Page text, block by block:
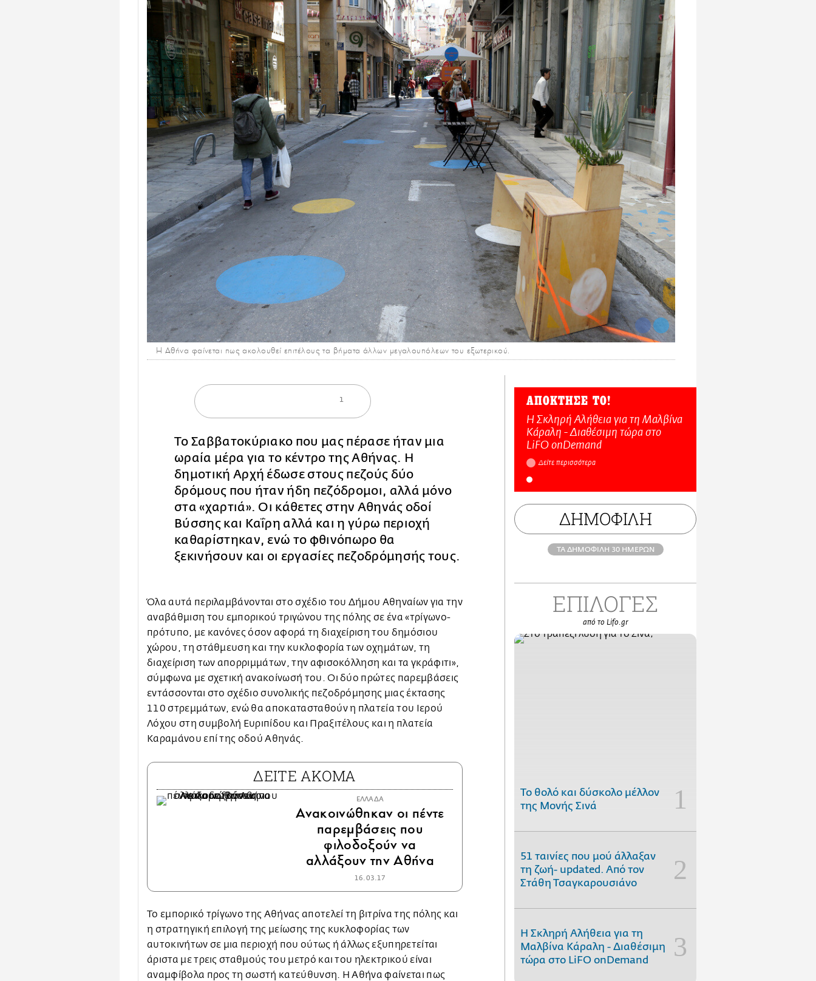
Η Αθήνα φαίνεται πως ακολουθεί επιτέλους τα βήματα άλλων μεγαλουπόλεων του εξωτερικού.
1
Το Σαββατοκύριακο που μας πέρασε ήταν μια
ωραία μέρα για το κέντρο της Αθήνας. Η
δημοτική Αρχή έδωσε στους πεζούς δύο
δρόμους που ήταν ήδη πεζόδρομοι, αλλά μόνο
στα «χαρτιά». Οι κάθετες στην Αθηνάς οδοί
Βύσσης και Καΐρη αλλά και η γύρω περιοχή
καθαρίστηκαν, ενώ το φθινόπωρο θα
ξεκινήσουν και οι εργασίες πεζοδρόμησής τους.
Όλα αυτά περιλαμβάνονται στο σχέδιο του Δήμου Αθηναίων για την
αναβάθμιση του εμπορικού τριγώνου της πόλης σε ένα «τρίγωνο-
πρότυπο, με κανόνες όσον αφορά τη διαχείριση του δημόσιου
χώρου, τη στάθμευση και την κυκλοφορία των οχημάτων, τη
διαχείριση των απορριμμάτων, την αφισοκόλληση και τα γκράφιτι»,
σύμφωνα με σχετική ανακοίνωσή του. Οι δύο πρώτες παρεμβάσεις
εντάσσονται στο σχέδιο συνολικής πεζοδρόμησης μιας έκτασης
110 στρεμμάτων, ενώ θα αποκατασταθούν η πλατεία του Ιερού
Λόχου στη συμβολή Ευριπίδου και Πραξιτέλους και η πλατεία
Καραμάνου επί της οδού Αθηνάς.
ΔΕΙΤΕ ΑΚΟΜΑ
ΕΛΛΑΔΑ
Ανακοινώθηκαν οι πέντε
παρεμβάσεις που
φιλοδοξούν να
αλλάξουν την Αθήνα
16.03.17
Το εμπορικό τρίγωνο της Αθήνας αποτελεί τη βιτρίνα της πόλης και
η στρατηγική επιλογή της μείωσης της κυκλοφορίας των
αυτοκινήτων σε μια περιοχή που ούτως ή άλλως εξυπηρετείται
άριστα με τρεις σταθμούς του μετρό και του ηλεκτρικού είναι
αναμφίβολα προς τη σωστή κατεύθυνση. Η Αθήνα φαίνεται πως
ΑΠΟΚΤΗΣΕ ΤΟ!
Η Σκληρή Αλήθεια για τη Μαλβίνα
Κάραλη - Διαθέσιμη τώρα στo
LiFO onDemand
Δείτε περισσότερα
ΔΗΜΟΦΙΛΗ
ΤΑ ΔΗΜΟΦΙΛΗ 30 ΗΜΕΡΩΝ
ΕΠΙΛΟΓΕΣ
από το Lifo.gr
Το θολό και δύσκολο μέλλον
της Μονής Σινά
51 ταινίες που μού άλλαξαν
τη ζωή- updated. Aπό τον
Στάθη Τσαγκαρουσιάνο
Η Σκληρή Αλήθεια για τη
Μαλβίνα Κάραλη - Διαθέσιμη
τώρα στo LiFO onDemand